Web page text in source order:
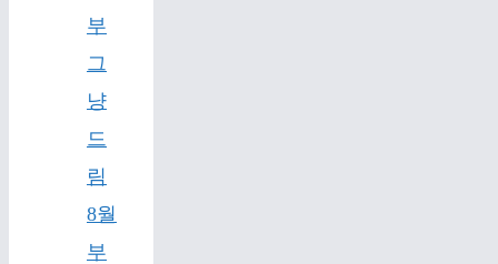
부
그
냥
드
림
8월
부